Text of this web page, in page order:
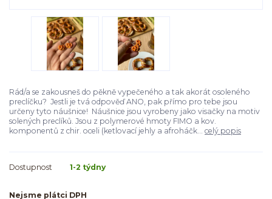
Rád/a se zakousneš do pěkně vypečeného a tak akorát osoleného
preclíčku? Jestli je tvá odpověď ANO, pak přímo pro tebe jsou
určeny tyto náušnice! Náušnice jsou vyrobeny jako visačky na motiv
solených preclíků. Jsou z polymerové hmoty FIMO a kov.
komponentů z chir. oceli (ketlovací jehly a afroháčk... celý popis
Dostupnost 1-2 týdny
Nejsme plátci DPH